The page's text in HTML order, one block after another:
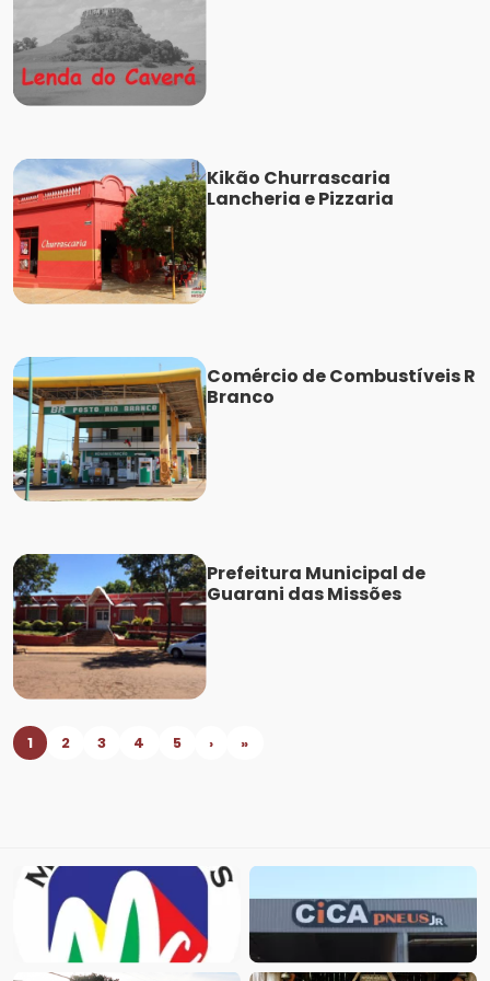
Kikão Churrascaria
Lancheria e Pizzaria
Comércio de Combustíveis R
Branco
Prefeitura Municipal de
Guarani das Missões
1 2 3 4 5 › »